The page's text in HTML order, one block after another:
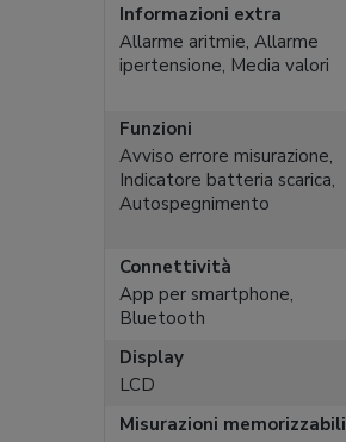
Informazioni extra
Allarme aritmie, Allarme
ipertensione, Media valori
Funzioni
Avviso errore misurazione,
Indicatore batteria scarica,
Autospegnimento
Connettività
App per smartphone,
Bluetooth
Display
LCD
Misurazioni memorizzabili